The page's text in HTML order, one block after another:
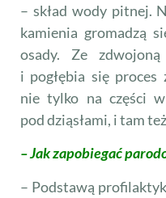
– skład wody pitnej.
kamienia gromadzą
osady. Ze
i pogłębia się proces
nie tylko na części
pod dziąsłami, i tam
– Jak zapobiegać
– Podstawą